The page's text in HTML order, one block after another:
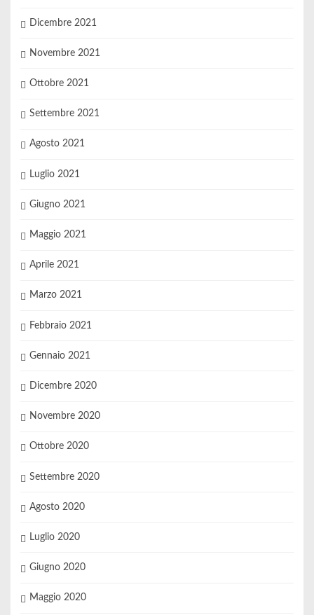
Dicembre 2021
Novembre 2021
Ottobre 2021
Settembre 2021
Agosto 2021
Luglio 2021
Giugno 2021
Maggio 2021
Aprile 2021
Marzo 2021
Febbraio 2021
Gennaio 2021
Dicembre 2020
Novembre 2020
Ottobre 2020
Settembre 2020
Agosto 2020
Luglio 2020
Giugno 2020
Maggio 2020